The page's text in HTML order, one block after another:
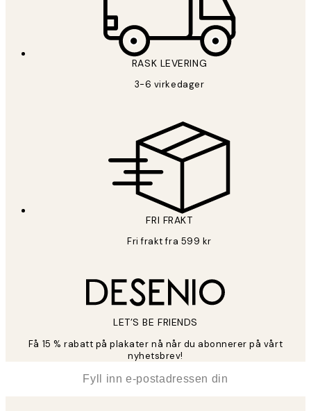
RASK LEVERING
3-6 virkedager
FRI FRAKT
Fri frakt fra 599 kr
LET’S BE FRIENDS
Få 15 % rabatt på plakater nå når du abonnerer på vårt
nyhetsbrev!